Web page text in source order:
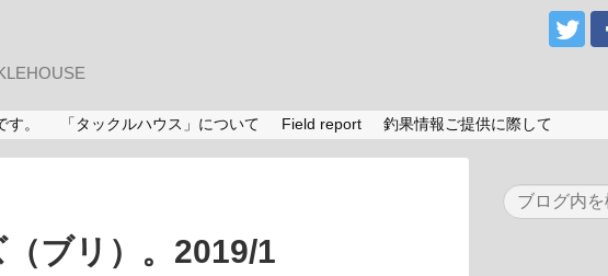
。 「タックルハウス」について Field report 釣果情報ご提供に際して
ブリ）。2019/1